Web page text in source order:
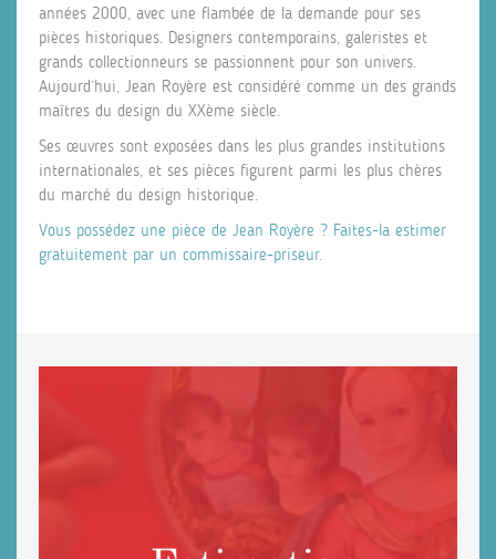
années 2000, avec une flambée de la demande pour ses
pièces historiques. Designers contemporains, galeristes et
grands collectionneurs se passionnent pour son univers.
Aujourd’hui, Jean Royère est considéré comme un des grands
maîtres du design du XXème siècle.
Ses œuvres sont exposées dans les plus grandes institutions
internationales, et ses pièces figurent parmi les plus chères
du marché du design historique.
Vous possédez une pièce de Jean Royère ? Faites-la estimer
gratuitement par un commissaire-priseur.